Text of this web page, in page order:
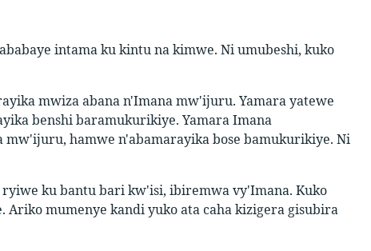
intama ku kintu na kimwe. Ni umubeshi, kuko
mwiza abana n'Imana mw'ijuru. Yamara yatewe
benshi baramukurikiye. Yamara Imana
hamwe n'abamarayika bose bamukurikiye. Ni
ku bantu bari kw'isi, ibiremwa vy'Imana. Kuko
Ariko mumenye kandi yuko ata caha kizigera gisubira